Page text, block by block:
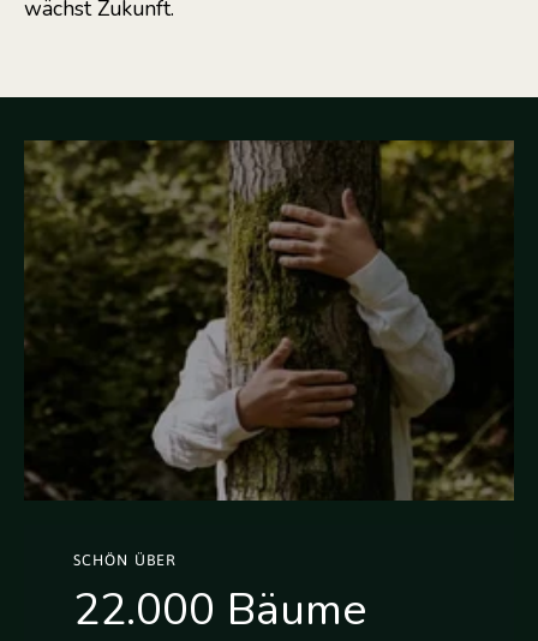
wächst Zukunft.
SCHÖN ÜBER
22.000 Bäume